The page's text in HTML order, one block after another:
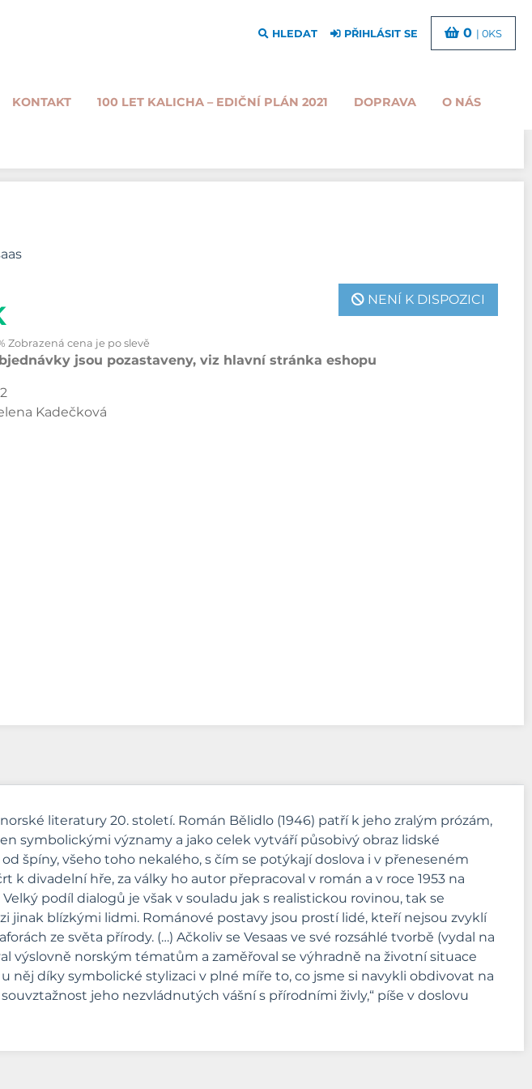
KONTAKT 100 LET KALICHA – EDIČNÍ PLÁN 2021 DOPRAVA O NÁS
HLEDAT PŘIHLÁSIT SE 0 | 0KS
NENÍ K DISPOZICI
Zobrazená cena je po slevě
jsou pozastaveny, viz hlavní stránka eshopu
Kadečková
literatury 20. století. Román Bělidlo (1946) patří k jeho zralým prózám,
symbolickými významy a jako celek vytváří působivý obraz lidské
špíny, všeho toho nekalého, s čím se potýkají doslova i v přeneseném
divadelní hře, za války ho autor přepracoval v román a v roce 1953 na
podíl dialogů je však v souladu jak s realistickou rovinou, tak se
blízkými lidmi. Románové postavy jsou prostí lidé, kteří nejsou zvyklí
ze světa přírody. (…) Ačkoliv se Vesaas ve své rozsáhlé tvorbě (vydal na
výslovně norským tématům a zaměřoval se výhradně na životní situace
něj díky symbolické stylizaci v plné míře to, co jsme si navykli obdivovat na
jeho nezvládnutých vášní s přírodními živly,“ píše v doslovu